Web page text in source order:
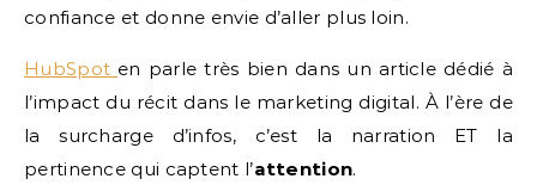
confiance et donne envie d’aller plus loin.
HubSpot en parle très bien dans un article dédié à
l’impact du récit dans le marketing digital. À l’ère de
la surcharge d’infos, c’est la narration ET la
pertinence qui captent l’attention.